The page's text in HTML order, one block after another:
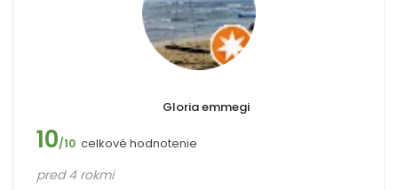
Gloria emmegi
10/10 celkové hodnotenie
pred 4 rokmi